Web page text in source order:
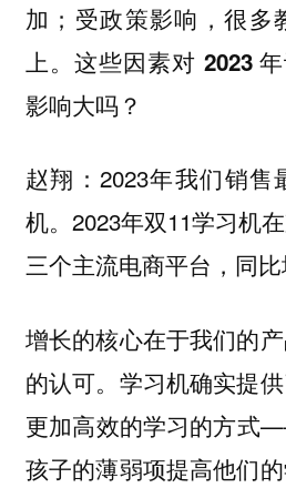
加；受政策影响，很多
上。这些因素对 2023
影响大吗？
赵翔：2023年我们销售
机。2023年双11学习机
三个主流电商平台，同比
增长的核心在于我们的
的认可。学习机确实提供
更加高效的学习的方式
孩子的薄弱项提高他们